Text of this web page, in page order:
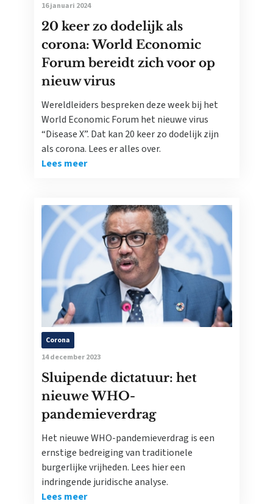
16 januari 2024
20 keer zo dodelijk als
corona: World Economic
Forum bereidt zich voor op
nieuw virus
Wereldleiders bespreken deze week bij het
World Economic Forum het nieuwe virus
“Disease X”. Dat kan 20 keer zo dodelijk zijn
als corona. Lees er alles over.
Lees meer
Corona
14 december 2023
Sluipende dictatuur: het
nieuwe WHO-
pandemieverdrag
Het nieuwe WHO-pandemieverdrag is een
ernstige bedreiging van traditionele
burgerlijke vrijheden. Lees hier een
indringende juridische analyse.
Lees meer